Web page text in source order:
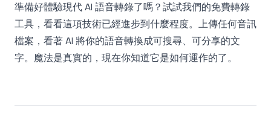
準備好體驗現代 AI 語音轉錄了嗎？試試我們的免費轉錄
工具 ，看看這項技術已經進步到什麼程度。上傳任何音訊
檔案，看著 AI 將你的語音轉換成可搜尋、可分享的文
字。魔法是真實的，現在你知道它是如何運作的了。